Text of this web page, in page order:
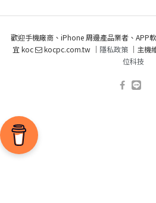
歡迎手機廠商、iPhone 周邊產品業者、APP
宜 koc
kocpc.com.tw ｜ 隱私政策｜主機
位科技